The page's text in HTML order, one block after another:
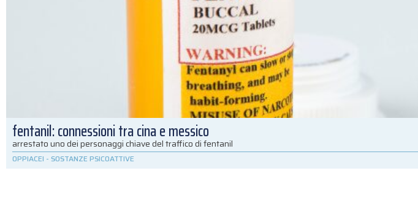
fentanil: connessioni tra cina e messico
arrestato uno dei personaggi chiave del traffico di fentanil
OPPIACEI - SOSTANZE PSICOATTIVE